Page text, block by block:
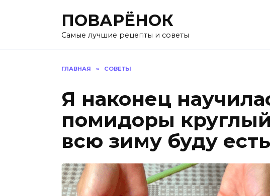
ПОВАРЁНОК
Самые лучшие рецепты и советы
ГЛАВНАЯ » СОВЕТЫ
Я наконец
помидоры
всю зиму буду